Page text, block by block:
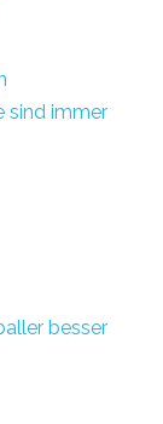
sind immer
besser